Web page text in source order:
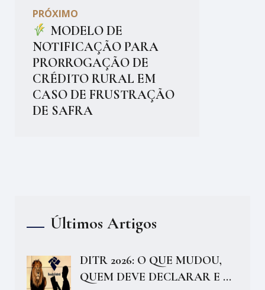
PRÓXIMO
MODELO DE
NOTIFICAÇÃO PARA
PRORROGAÇÃO DE
CRÉDITO RURAL EM
CASO DE FRUSTRAÇÃO
DE SAFRA
Últimos Artigos
DITR 2026: O QUE MUDOU,
QUEM DEVE DECLARAR E ...